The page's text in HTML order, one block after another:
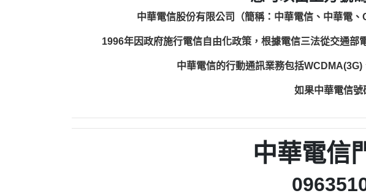
中華電信股份有限公司（簡稱：中華電信、中華電
1996年因政府施行電信自由化政策，根據電信三法從交通
中華電信的行動通訊業務包括
如果中華電信號
中華電信